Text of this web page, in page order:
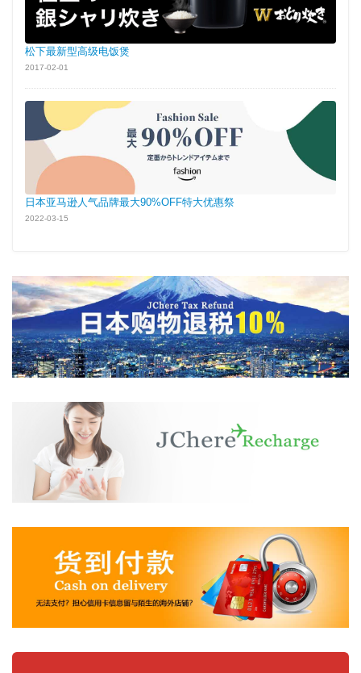
松下最新型高级电饭煲
2017-02-01
日本亚马逊人气品牌最大90%OFF特大优惠祭
2022-03-15